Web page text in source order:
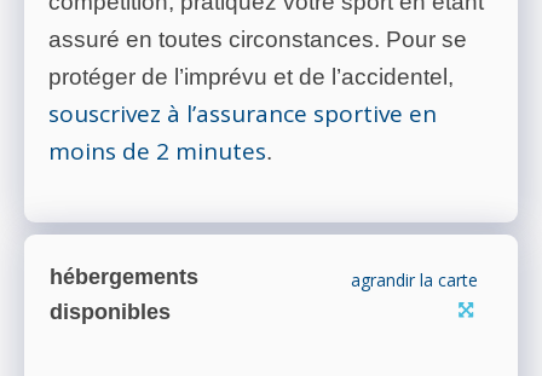
assuré en toutes circonstances. Pour se
protéger de l’imprévu et de l’accidentel,
souscrivez à l’assurance sportive en
moins de 2 minutes.
hébergements
disponibles
agrandir la carte